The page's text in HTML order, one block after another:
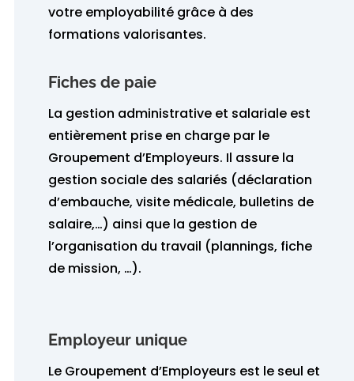
votre employabilité grâce à des
formations valorisantes.
Fiches de paie
La gestion administrative et salariale est
entièrement prise en charge par le
Groupement d’Employeurs. Il assure la
gestion sociale des salariés (déclaration
d’embauche, visite médicale, bulletins de
salaire,…) ainsi que la gestion de
l’organisation du travail (plannings, fiche
de mission, …).
Employeur unique
Le Groupement d’Employeurs est le seul et